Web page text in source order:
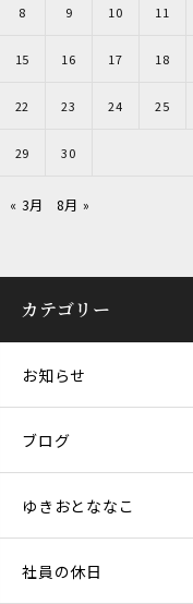
8 9 10 11
15 16 17 18
22 23 24 25
29 30
« 3月 8月 »
カテゴリー
お知らせ
ブログ
ゆきおとななこ
社員の休日